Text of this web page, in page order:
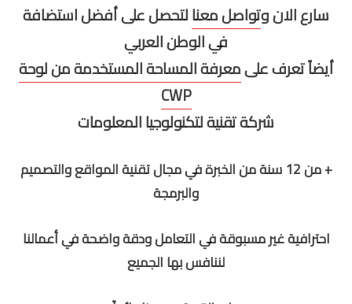
سارع الان وتواصل معنالتحصل على أفضل استضافة
في الوطن العربي
أيضاً تعرف علىمعرفة المساحة المستخدمة من لوحة
CWP
شركة تقنية لتكنولوجيا المعلومات
+ من 12 سنة من الخبرة في مجال تقنية المواقع والتصميم
والبرمجة
احترافية غير مسبوقة في التعامل ودقة واضحة في أعمالنا
لننافس بها الجميع